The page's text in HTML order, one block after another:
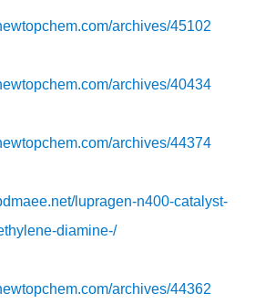
archives/45102
archives/40434
archives/44374
lupragen-n400-catalyst-
diamine-/
archives/44362